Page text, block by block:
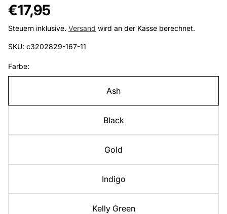
Regulärer
Preis
€17,95
Steuern inklusive. Versand wird an der Kasse berechnet.
SKU: c3202829-167-11
Farbe:
Ash
Black
Gold
Indigo
Kelly Green